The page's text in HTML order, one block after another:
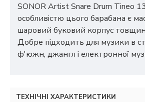
SONOR Artist Snare Drum Tineo
особливістю цього барабана є
шаровий буковий корпус
Добре підходить для музики в
ф'южн, джангл і електронної
ТЕХНІЧНІ ХАРАКТЕРИСТИКИ